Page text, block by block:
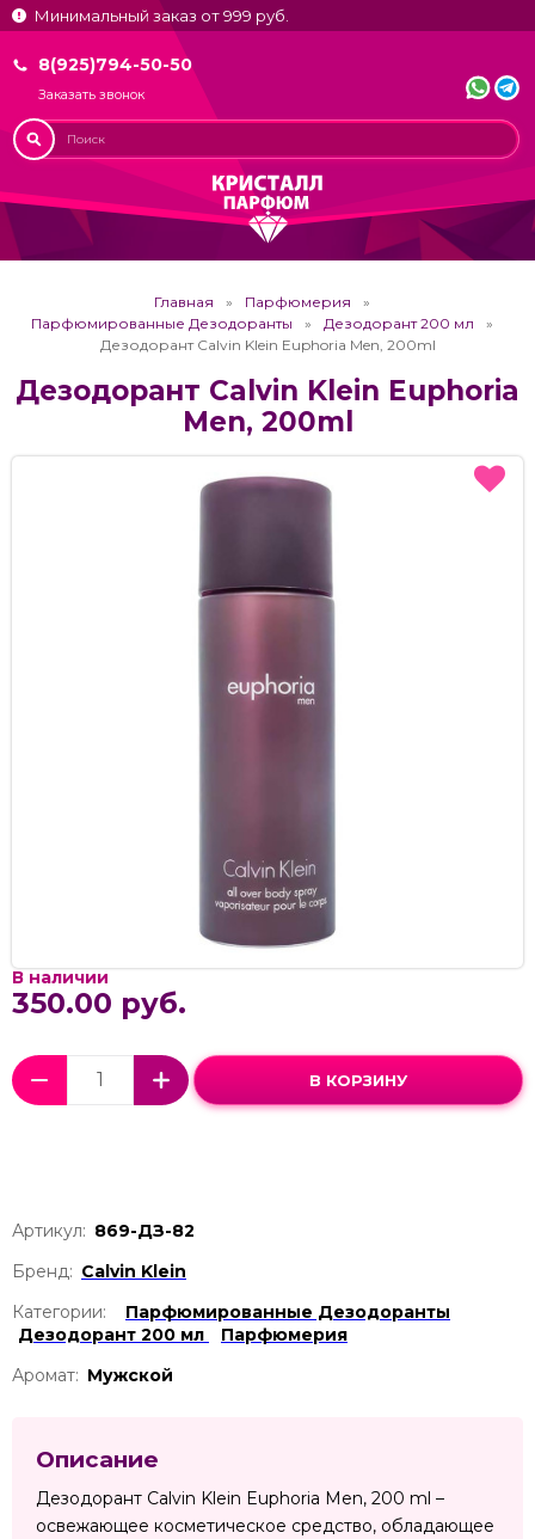
Минимальный заказ от 999 руб.
8(925)794-50-50
Заказать звонок
Главная
Парфюмерия
Парфюмированные Дезодоранты
Дезодорант 200 мл
Дезодорант Calvin Klein Euphoria Men, 200ml
Дезодорант Calvin Klein Euphoria
Men, 200ml
В наличии
350.00 руб.
В КОРЗИНУ
Артикул: 869-ДЗ-82
Бренд: Calvin Klein
Категории:
Парфюмированные Дезодоранты
Дезодорант 200 мл
Парфюмерия
Аромат: Мужской
Описание
Дезодорант Calvin Klein Euphoria Men, 200 ml –
освежающее косметическое средство, обладающее